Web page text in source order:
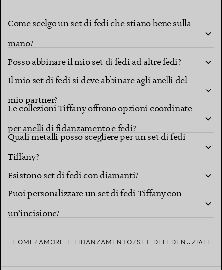
Come scelgo un set di fedi che stiano bene sulla
mano?
Posso abbinare il mio set di fedi ad altre fedi?
Il mio set di fedi si deve abbinare agli anelli del
mio partner?
Le collezioni Tiffany offrono opzioni coordinate
per anelli di fidanzamento e fedi?
Quali metalli posso scegliere per un set di fedi
Tiffany?
Esistono set di fedi con diamanti?
Puoi personalizzare un set di fedi Tiffany con
un’incisione?
HOME AMORE E FIDANZAMENTO SET DI FEDI NUZIALI